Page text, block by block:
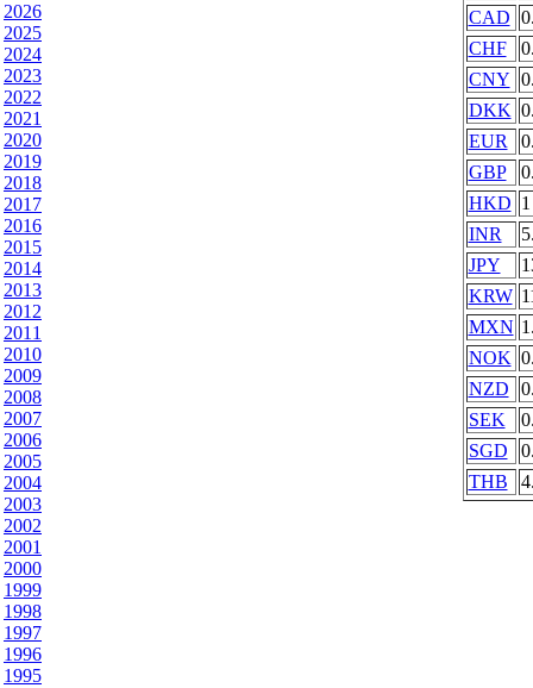
2026
2025
2024
2023
2022
2021
2020
2019
2018
2017
2016
2015
2014
2013
2012
2011
2010
2009
2008
2007
2006
2005
2004
2003
2002
2001
2000
1999
1998
1997
1996
1995
CAD
CHF
CNY
DKK
EUR
GBP
HKD 1
INR
JPY
KRW
MXN
NOK
NZD
SEK
SGD
THB